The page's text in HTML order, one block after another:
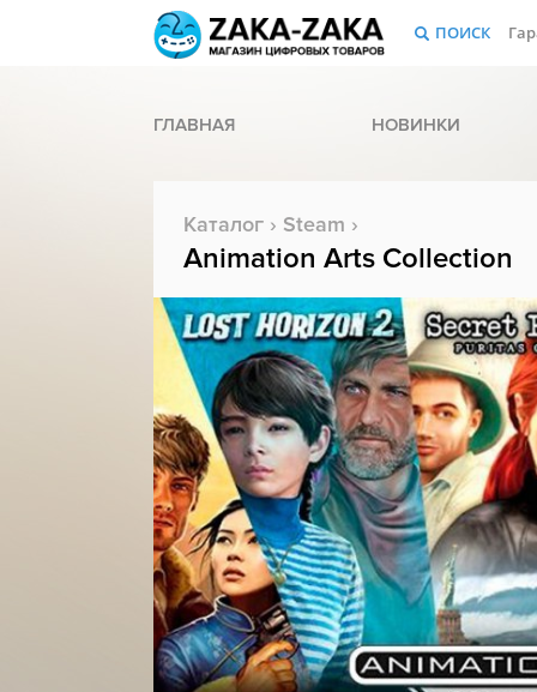
ПОИСК
ГЛАВНАЯ НОВИНКИ
Каталог › Steam ›
Animation Arts Collection